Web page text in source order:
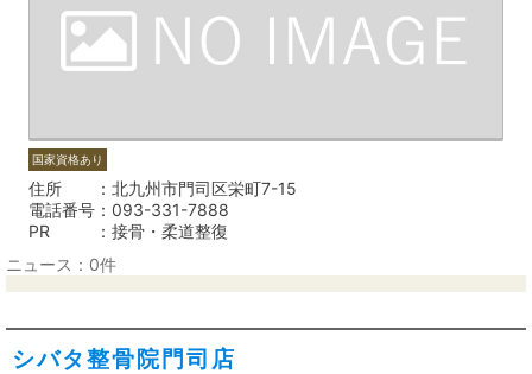
国家資格あり
住所
北九州市門司区栄町7-15
電話番号
093-331-7888
PR
接骨・柔道整復
ニュース：0件
シバタ整骨院門司店